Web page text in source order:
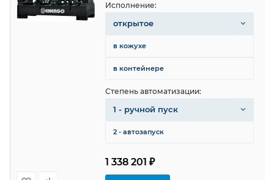
1 338 201 ₽
Исполнение:
открытое
в кожухе
в контейнере
Степень автоматизации:
1 - ручной пуск
2 - автозапуск